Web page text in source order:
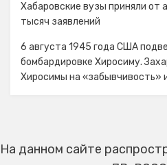
Хабаровские вузы приняли от
тысяч заявлений
6 августа 1945 года США
бомбардировке Хиросиму.
Хиросимы на «забывчивость»
На данном сайте